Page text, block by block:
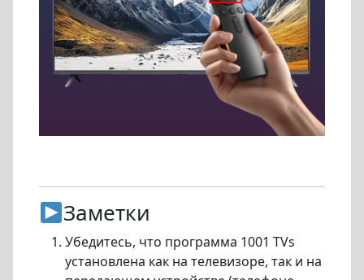
Заметки
Убедитесь, что программа 1001 TVs
установлена как на телевизоре, так и на